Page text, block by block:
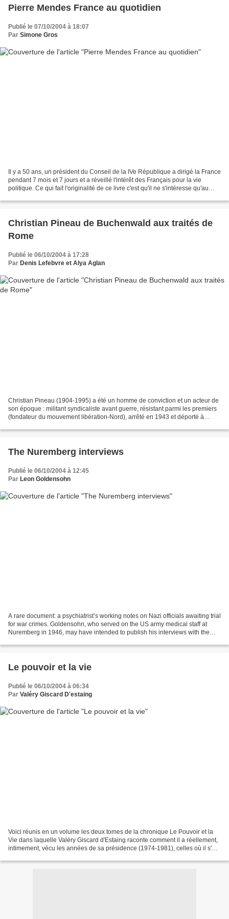
Pierre Mendes France au quotidien
Publié le 07/10/2004 à 18:07
Par Simone Gros
Il y a 50 ans, un président du Conseil de la IVe République a dirigé la France
pendant 7 mois et 7 jours et a réveillé l'intérêt des Français pour la vie
politique. Ce qui fait l'originalité de ce livre c'est qu'il ne s'intéresse qu'au
Christian Pineau de Buchenwald aux traités de
Rome
Publié le 06/10/2004 à 17:28
Par Denis Lefebvre et Alya Aglan
Christian Pineau (1904-1995) a été un homme de conviction et un acteur de
son époque : militant syndicaliste avant guerre, résistant parmi les premiers
(fondateur du mouvement libération-Nord), arrêté en 1943 et déporté à
The Nuremberg interviews
Publié le 06/10/2004 à 12:45
Par Leon Goldensohn
A rare document: a psychiatrist’s working notes on Nazi officials awaiting trial
for war crimes. Goldensohn, who served on the US army medical staff at
Nuremberg in 1946, may have intended to publish his interviews with the
Le pouvoir et la vie
Publié le 06/10/2004 à 06:34
Par Valéry Giscard D'estaing
Voici réunis en un volume les deux tomes de la chronique Le Pouvoir et la
Vie dans laquelle Valéry Giscard d'Estaing raconte comment il a réellement,
intimement, vécu les années de sa présidence (1974-1981), celles où il s'est